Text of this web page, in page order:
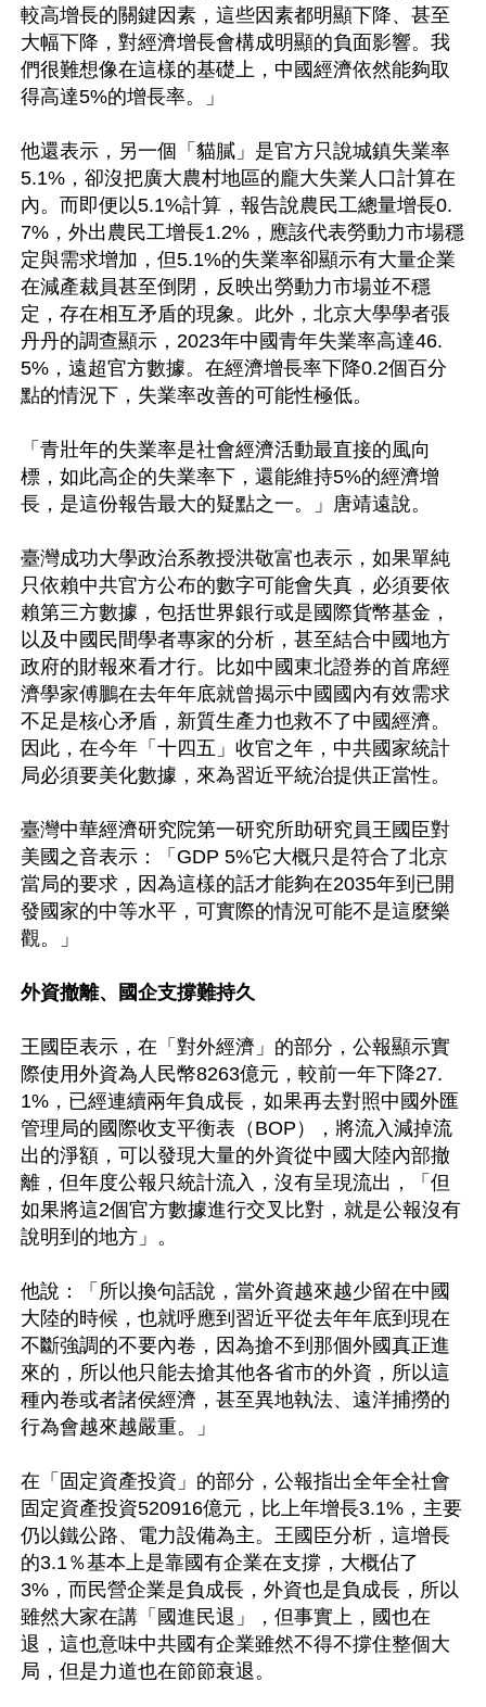
較高增長的關鍵因素，這些因素都明顯下降、甚至
大幅下降，對經濟增長會構成明顯的負面影響。我
們很難想像在這樣的基礎上，中國經濟依然能夠取
得高達5%的增長率。」
他還表示，另一個「貓膩」是官方只說城鎮失業率
5.1%，卻沒把廣大農村地區的龐大失業人口計算在
內。而即便以5.1%計算，報告說農民工總量增長0.
7%，外出農民工增長1.2%，應該代表勞動力市場穩
定與需求增加，但5.1%的失業率卻顯示有大量企業
在減產裁員甚至倒閉，反映出勞動力市場並不穩
定，存在相互矛盾的現象。此外，北京大學學者張
丹丹的調查顯示，2023年中國青年失業率高達46.
5%，遠超官方數據。在經濟增長率下降0.2個百分
點的情況下，失業率改善的可能性極低。
「青壯年的失業率是社會經濟活動最直接的風向
標，如此高企的失業率下，還能維持5%的經濟增
長，是這份報告最大的疑點之一。」唐靖遠說。
臺灣成功大學政治系教授洪敬富也表示，如果單純
只依賴中共官方公布的數字可能會失真，必須要依
賴第三方數據，包括世界銀行或是國際貨幣基金，
以及中國民間學者專家的分析，甚至結合中國地方
政府的財報來看才行。比如中國東北證券的首席經
濟學家傅鵬在去年年底就曾揭示中國國內有效需求
不足是核心矛盾，新質生產力也救不了中國經濟。
因此，在今年「十四五」收官之年，中共國家統計
局必須要美化數據，來為習近平統治提供正當性。
臺灣中華經濟研究院第一研究所助研究員王國臣對
美國之音表示：「GDP 5%它大概只是符合了北京
當局的要求，因為這樣的話才能夠在2035年到已開
發國家的中等水平，可實際的情況可能不是這麼樂
觀。」
外資撤離、國企支撐難持久
王國臣表示，在「對外經濟」的部分，公報顯示實
際使用外資為人民幣8263億元，較前一年下降27.
1%，已經連續兩年負成長，如果再去對照中國外匯
管理局的國際收支平衡表（BOP），將流入減掉流
出的淨額，可以發現大量的外資從中國大陸內部撤
離，但年度公報只統計流入，沒有呈現流出，「但
如果將這2個官方數據進行交叉比對，就是公報沒有
說明到的地方」。
他說：「所以換句話說，當外資越來越少留在中國
大陸的時候，也就呼應到習近平從去年年底到現在
不斷強調的不要內卷，因為搶不到那個外國真正進
來的，所以他只能去搶其他各省市的外資，所以這
種內卷或者諸侯經濟，甚至異地執法、遠洋捕撈的
行為會越來越嚴重。」
在「固定資產投資」的部分，公報指出全年全社會
固定資產投資520916億元，比上年增長3.1%，主要
仍以鐵公路、電力設備為主。王國臣分析，這增長
的3.1％基本上是靠國有企業在支撐，大概佔了
3%，而民營企業是負成長，外資也是負成長，所以
雖然大家在講「國進民退」，但事實上，國也在
退，這也意味中共國有企業雖然不得不撐住整個大
局，但是力道也在節節衰退。